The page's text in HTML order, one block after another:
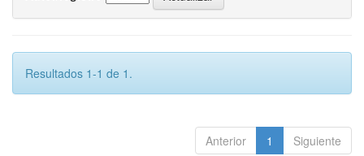
Resultados 1-1 de 1.
Anterior 1 Siguiente